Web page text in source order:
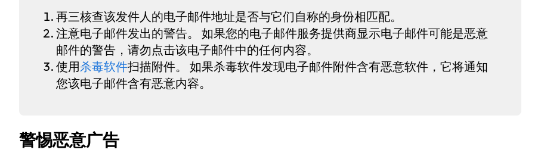
再三核查该发件人的电子邮件地址是否与它们自称的身份相匹配。
注意电子邮件发出的警告。 如果您的电子邮件服务提供商显示电子邮件可能是恶意
邮件的警告，请勿点击该电子邮件中的任何内容。
使用杀毒软件扫描附件。 如果杀毒软件发现电子邮件附件含有恶意软件，它将通知
您该电子邮件含有恶意内容。
警惕恶意广告